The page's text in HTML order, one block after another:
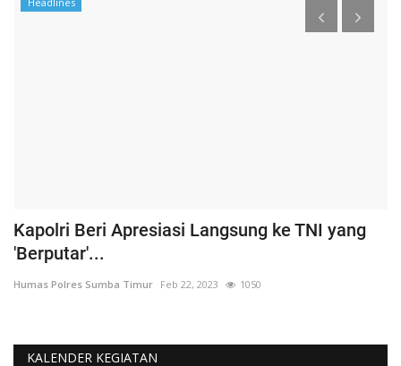
Kapolri Beri Apresiasi Langsung ke TNI yang
'Berputar'...
Humas Polres Sumba Timur Feb 22, 2023 1050
KALENDER KEGIATAN